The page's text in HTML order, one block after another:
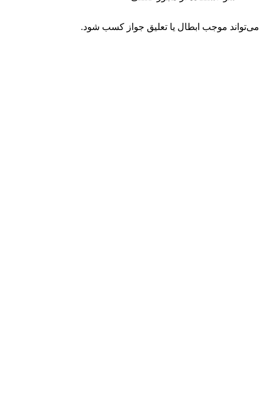
می‌تواند موجب ابطال یا تعلیق جواز کسب شود.